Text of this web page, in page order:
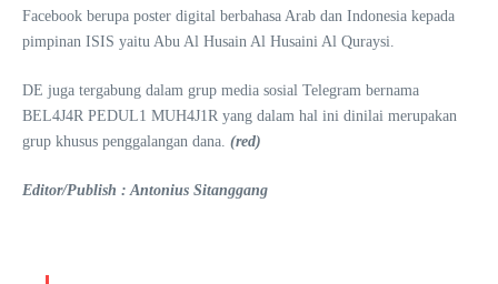
Facebook berupa poster digital berbahasa Arab dan Indonesia kepada
pimpinan ISIS yaitu Abu Al Husain Al Husaini Al Quraysi.
DE juga tergabung dalam grup media sosial Telegram bernama
BEL4J4R PEDUL1 MUH4J1R yang dalam hal ini dinilai merupakan
grup khusus penggalangan dana. (red)
Editor/Publish : Antonius Sitanggang